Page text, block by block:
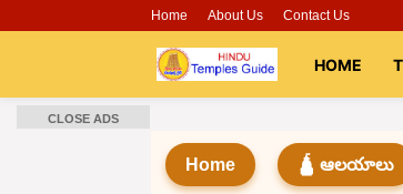
Home About Us Contact Us
HOME
Home 🛕 ఆలయాలు
CLOSE ADS